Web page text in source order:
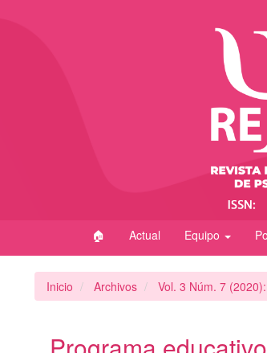
🏠 Actual Equipo
Inicio Archivos Vol. 3 Núm. 7